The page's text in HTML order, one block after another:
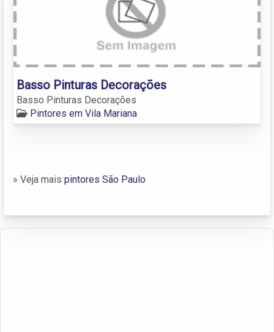
Basso Pinturas Decorações
Basso Pinturas Decorações
Pintores em Vila Mariana
» Veja mais pintores São Paulo